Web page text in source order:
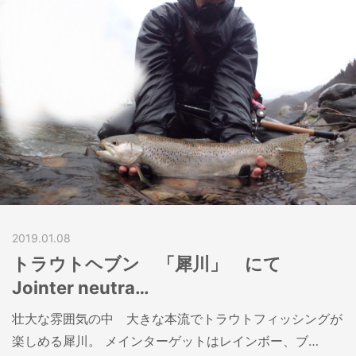
2019.01.08
トラウトヘブン 「犀川」 にて
Jointer neutra…
壮大な雰囲気の中 大きな本流でトラウトフィッシングが
楽しめる犀川。 メインターゲットはレインボー、ブ…